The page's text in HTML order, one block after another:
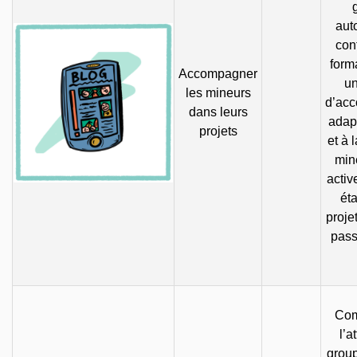
Accompagner
les mineurs
dans leurs
projets
et à